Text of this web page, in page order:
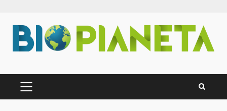
Inhalt
springen
PRIMÄRES
MENÜ